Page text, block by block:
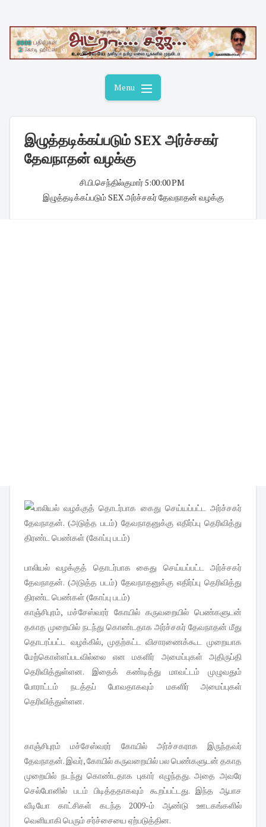
content
Menu
இழுத்தடிக்கப்படும் SEX அர்ச்சகர்
தேவநாதன் வழக்கு
சி.பி.செந்தில்குமார்5:00:00 PM
இழுத்தடிக்கப்படும் SEX அர்ச்சகர் தேவநாதன் வழக்கு
பாலியல் வழக்குத் தொடர்பாக கைது செய்யப்பட்ட அர்ச்சகர்
தேவநாதன். (அடுத்த படம்) தேவநாதனுக்கு எதிர்ப்பு தெரிவித்து
திரண்ட பெண்கள் (கோப்பு படம்)
காஞ்சிபுரம், மச்சேஸ்வரர் கோயில் கருவறையில் பெண்களுடன்
தகாத முறையில் நடந்து கொண்டதாக அர்ச்சகர் தேவநாதன் மீது
தொடரப்பட்ட வழக்கில், முதற்கட்ட விசாரணைக்கூட முறையாக
மேற்கொள்ளப்படவில்லை என மகளிர் அமைப்புகள் அதிருப்தி
தெரிவித்துள்ளன. இதைக் கண்டித்து மாவட்டம் முழுவதும்
போராட்டம் நடத்தப் போவதாகவும் மகளிர் அமைப்புகள்
தெரிவித்துள்ளன.
காஞ்சிபுரம் மச்சேஸ்வரர் கோயில் அர்ச்சகராக இருந்தவர்
தேவநாதன். இவர், கோயில் கருவறையில் பல பெண்களுடன் தகாத
முறையில் நடந்து கொண்டதாக புகார் எழுந்தது. அதை அவரே
செல்போனில் படம் பிடித்ததாகவும் கூறப்பட்டது. இந்த ஆபாச
வீடியோ காட்சிகள் கடந்த 2009-ம் ஆண்டு ஊடகங்களில்
வெளியாகி பெரும் சர்ச்சையை ஏற்படுத்தின.